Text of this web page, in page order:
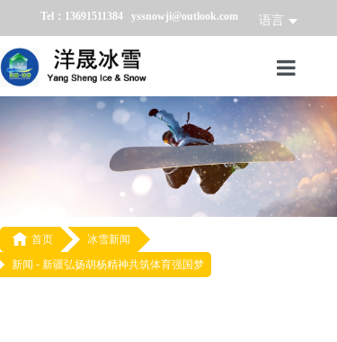
Tel：13691511384 yssnowji@outlook.com 语言
首页
冰雪产品
冰雪业务
 首页
冰雪新闻
新闻 - 新疆弘扬胡杨精神共筑体育强国梦